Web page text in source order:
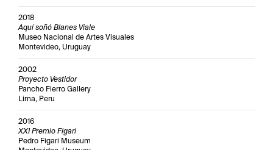
2018
Aquí soñó Blanes Viale
Museo Nacional de Artes Visuales
Montevideo, Uruguay
2002
Proyecto Vestidor
Pancho Fierro Gallery
Lima, Peru
2016
XXI Premio Figari
Pedro Figari Museum